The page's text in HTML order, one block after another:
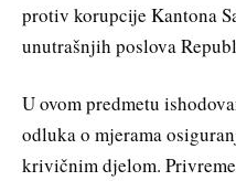
protiv korupcije Kantona
unutrašnjih poslova
U ovom predmetu
odluka o mjerama
krivičnim djelom.